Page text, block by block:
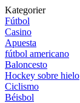
Kategorier
Fútbol
Casino
Apuesta
fútbol americano
Baloncesto
Hockey sobre hielo
Ciclismo
Béisbol